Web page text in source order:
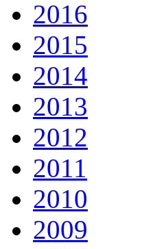
2016
2015
2014
2013
2012
2011
2010
2009